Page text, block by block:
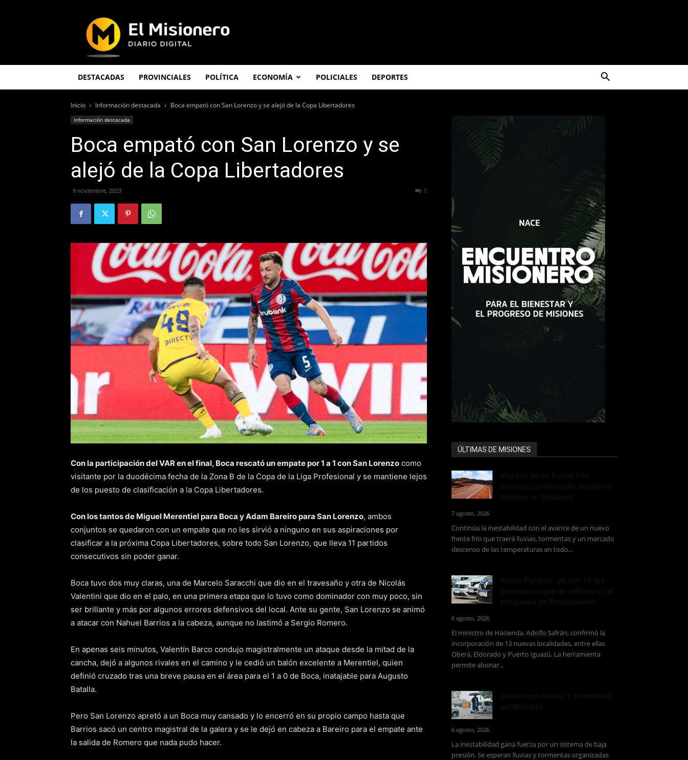
Misionero
DESTACADAS PROVINCIALES POLÍTICA ECONOMÍA POLICIALES DEPORTES
Inicio Información destacada Boca empató con San Lorenzo y se alejó de la Copa Libertadores
Información destacada
Boca empató con San Lorenzo y se
alejó de la Copa Libertadores
9 noviembre, 2023 0
Con la participación del VAR en el final, Boca rescató un empate por 1 a 1 con San Lorenzo como
visitante por la duodécima fecha de la Zona B de la Copa de la Liga Profesional y se mantiene lejos
de los puesto de clasificación a la Copa Libertadores.
Con los tantos de Miguel Merentiel para Boca y Adam Bareiro para San Lorenzo, ambos
conjuntos se quedaron con un empate que no les sirvió a ninguno en sus aspiraciones por
clasificar a la próxima Copa Libertadores, sobre todo San Lorenzo, que lleva 11 partidos
consecutivos sin poder ganar.
Boca tuvo dos muy claras, una de Marcelo Saracchi que dio en el travesaño y otra de Nicolás
Valentini que dio en el palo, en una primera etapa que lo tuvo como dominador con muy poco, sin
ser brillante y más por algunos errores defensivos del local. Ante su gente, San Lorenzo se animó
a atacar con Nahuel Barrios a la cabeza, aunque no lastimó a Sergio Romero.
En apenas seis minutos, Valentín Barco condujo magistralmente un ataque desde la mitad de la
cancha, dejó a algunos rivales en el camino y le cedió un balón excelente a Merentiel, quien
definió cruzado tras una breve pausa en el área para el 1 a 0 de Boca, inatajable para Augusto
Batalla.
Pero San Lorenzo apretó a un Boca muy cansado y lo encerró en su propio campo hasta que
Barrios sacó un centro magistral de la galera y se le dejó en cabeza a Bareiro para el empate ante
la salida de Romero que nada pudo hacer.
ÚLTIMAS DE MISIONES
7 agosto, 2026
Continúa la inestabilidad con el avance de un nuevo
frente frío que traerá lluvias, tormentas y un marcado
descenso de las temperaturas en todo...
6 agosto, 2026
El ministro de Hacienda, Adolfo Safrán, confirmó la
incorporación de 13 nuevas localidades, entre ellas
Oberá, Eldorado y Puerto Iguazú. La herramienta
permite abonar...
6 agosto, 2026
La inestabilidad gana fuerza por un sistema de baja
presión. Se esperan lluvias y tormentas organizadas